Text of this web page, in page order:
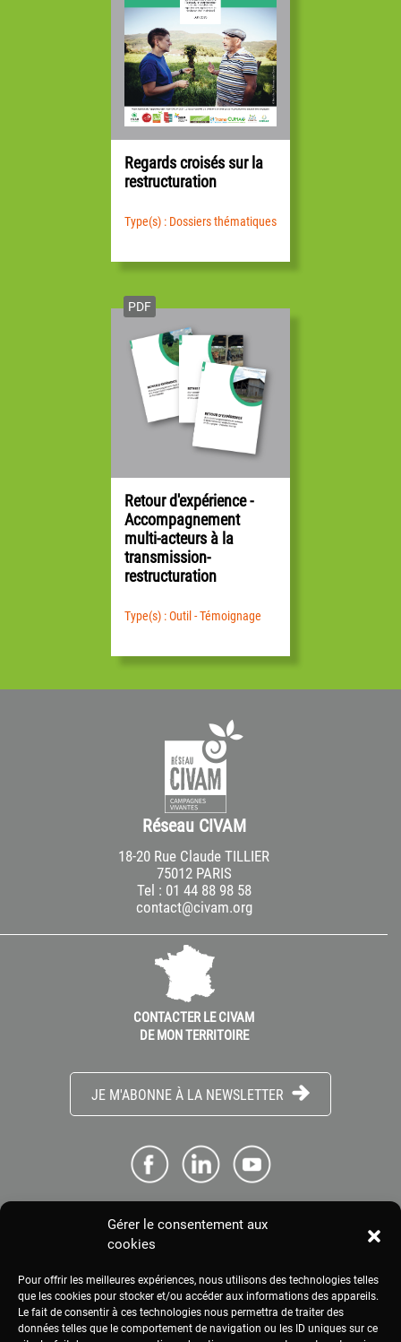
Gérer le consentement aux
cookies
Pour offrir les meilleures expériences, nous utilisons des technologies telles
que les cookies pour stocker et/ou accéder aux informations des appareils.
Le fait de consentir à ces technologies nous permettra de traiter des
données telles que le comportement de navigation ou les ID uniques sur ce
Regards croisés sur la
restructuration
Type(s) : Dossiers thématiques
PDF
Retour d'expérience -
Accompagnement
multi-acteurs à la
transmission-
restructuration
Type(s) : Outil - Témoignage
Réseau CIVAM
18-20 Rue Claude TILLIER
75012 PARIS
Tel : 01 44 88 98 58
contact@civam.org
CONTACTER LE CIVAM
DE MON TERRITOIRE
JE M'ABONNE À LA NEWSLETTER
ME CONNECTER
ESPACE PRESSE